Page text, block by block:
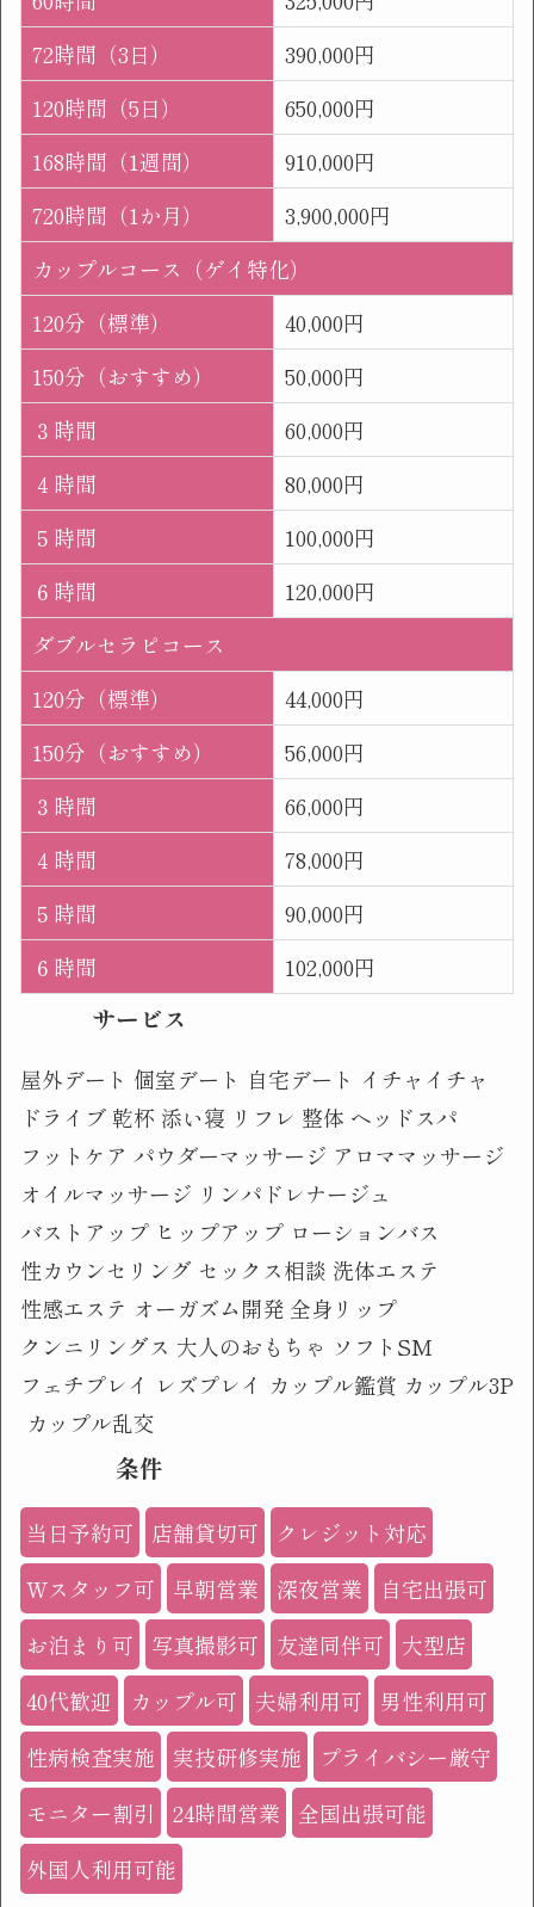
72時間（3日）
390,000円
120時間（5日）
650,000円
168時間（1週間）
910,000円
720時間（1か月）
3,900,000円
カップルコース（ゲイ特化）
120分（標準）
40,000円
150分（おすすめ）
50,000円
３時間
60,000円
４時間
80,000円
５時間
100,000円
６時間
120,000円
ダブルセラピコース
120分（標準）
44,000円
150分（おすすめ）
56,000円
３時間
66,000円
４時間
78,000円
５時間
90,000円
６時間
102,000円
サービス
屋外デート 個室デート 自宅デート イチャイチャ
ドライブ 乾杯 添い寝 リフレ 整体 ヘッドスパ
フットケア パウダーマッサージ アロママッサージ
オイルマッサージ リンパドレナージュ
バストアップ ヒップアップ ローションバス
性カウンセリング セックス相談 洗体エステ
性感エステ オーガズム開発 全身リップ
クンニリングス 大人のおもちゃ ソフトSM
フェチプレイ レズプレイ カップル鑑賞 カップル3P
カップル乱交
条件
当日予約可 店舗貸切可
クレジット対応
Wスタッフ可
早朝営業 深夜営業
自宅出張可
お泊まり可
写真撮影可 友達同伴可
大型店
40代歓迎
カップル可 夫婦利用可
男性利用可
性病検査実施
実技研修実施
プライバシー厳守
モニター割引
24時間営業
全国出張可能
外国人利用可能